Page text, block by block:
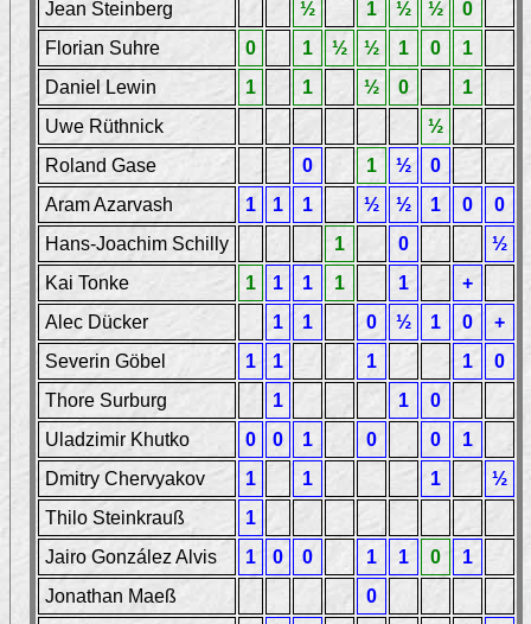
Jean Steinberg
½ 1 ½ ½
0
Florian Suhre
0 1 ½ ½ 1 0
1
Daniel Lewin
1 1 ½ 0
1
Uwe Rüthnick
½
Roland Gase
0 1 ½
0
Aram Azarvash
1 1 1 ½ ½ 1 0
0
Hans-Joachim Schilly
1 0
½
Kai Tonke
1 1 1 1 1
+
Alec Dücker
1 1 0 ½ 1 0
+
Severin Göbel
1 1 1 1
0
Thore Surburg
1 1
0
Uladzimir Khutko
0 0 1 0 0
1
Dmitry Chervyakov
1 1 1
½
Thilo Steinkrauß
1
Jairo González Alvis
1 0 0 1 1 0
1
Jonathan Maeß
0